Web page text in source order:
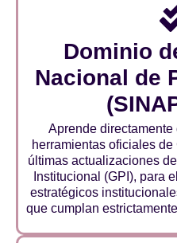
Dominio
Nacional de
Aprende
herramientas oficiales
últimas actualizaciones
Institucional (GPI), para
estratégicos
que cumplan